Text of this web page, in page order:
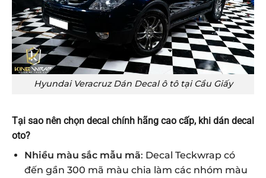
Hyundai Veracruz Dán Decal ô tô tại Cầu Giấy
Tại sao nên chọn decal chính hãng cao cấp, khi dán decal
oto?
Nhiều màu sắc mẫu mã: Decal Teckwrap có
đến gần 300 mã màu chia làm các nhóm màu